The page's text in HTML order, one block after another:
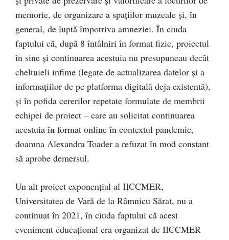
memorie, de organizare a spațiilor muzeale și, în
general, de luptă împotriva amneziei. În ciuda
faptului că, după 8 întâlniri în format fizic, proiectul
în sine și continuarea acestuia nu presupuneau decât
cheltuieli infime (legate de actualizarea datelor și a
informațiilor de pe platforma digitală deja existentă),
și în pofida cererilor repetate formulate de membrii
echipei de proiect – care au solicitat continuarea
acestuia în format online în contextul pandemic,
doamna Alexandra Toader a refuzat în mod constant
să aprobe demersul.
Un alt proiect exponențial al IICCMER,
Universitatea de Vară de la Râmnicu Sărat, nu a
continuat în 2021, în ciuda faptului că acest
eveniment educațional era organizat de IICCMER